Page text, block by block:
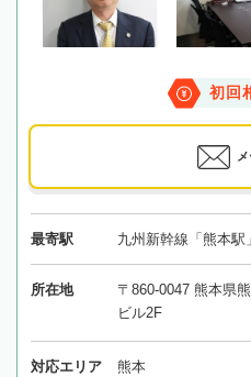
初回
最寄駅 九州新幹線「熊本駅
所在地
〒860-0047 熊本県
ビル2F
対応エリア 熊本